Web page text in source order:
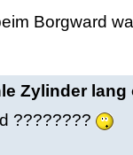
Borgward
Zylinder
????????